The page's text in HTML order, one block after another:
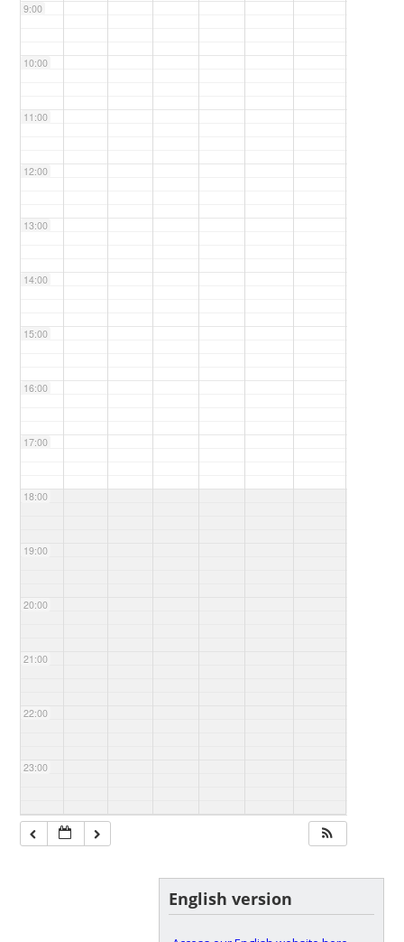
9:00
10:00
11:00
12:00
13:00
14:00
15:00
16:00
17:00
18:00
19:00
20:00
21:00
22:00
23:00
English version